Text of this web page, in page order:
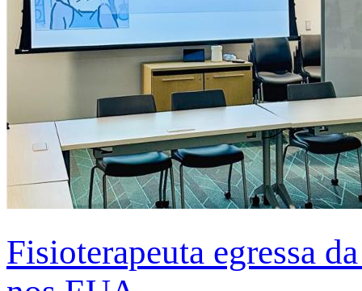
Fisioterapeuta egressa